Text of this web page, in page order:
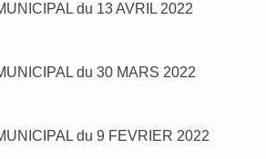
du 13 AVRIL 2022
du 30 MARS 2022
du 9 FEVRIER 2022